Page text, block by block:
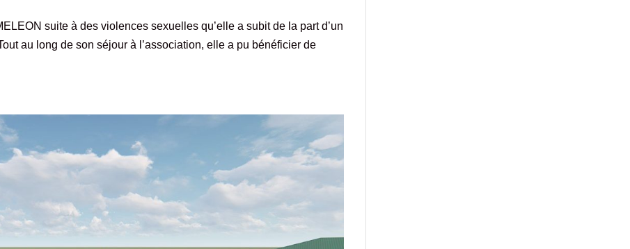
suite à des violences sexuelles qu’elle a subit de la part d’un
au long de son séjour à l’association, elle a pu bénéficier de